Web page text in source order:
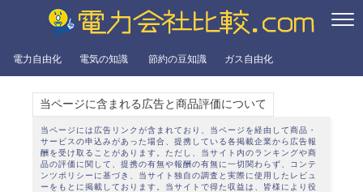
電力自由化 電気の知識 節約の豆知識 ガス自由化
当ページに含まれる広告と商品評価について
当ページには広告リンクが含まれており、当ページを経由して商品・
サービスの申込みがあった場合、提携している各掲載企業から広告報
酬を受け取ることがあります。ただし、当サイト内のランキングや商
品の評価に関して、提携の有無や報酬の有無に一切関わらず、 コンテ
ンツポリシー に基づき、当サイト独自の調査と実際に使用したレビュ
ーをもとに掲載しております。当サイトで得た収益は、皆様により役